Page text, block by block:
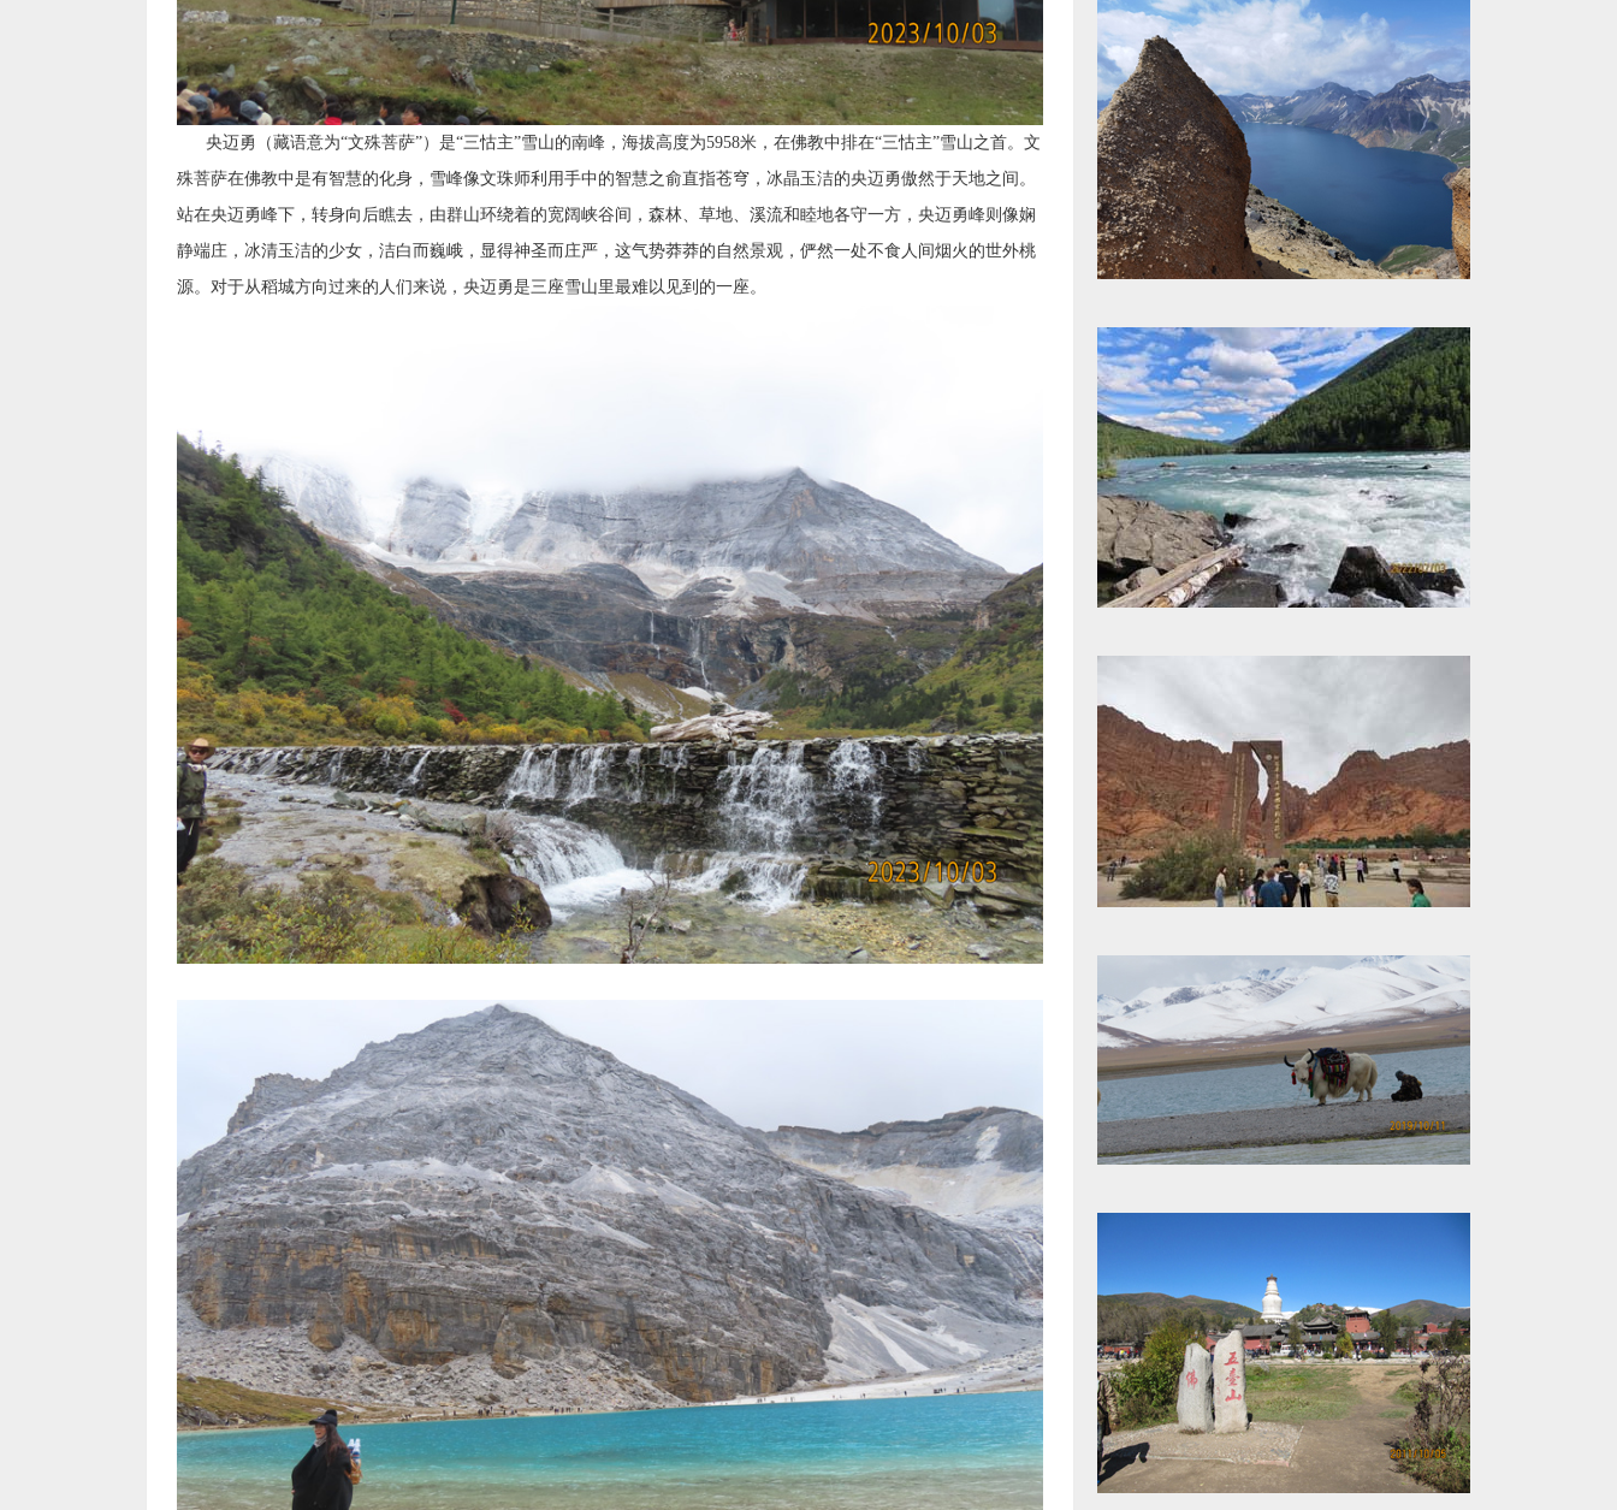
央迈勇（藏语意为“文殊菩萨”）是“三怙主”雪山的南峰，海拔高度为5958米，在佛教中排在“三怙主”雪山之首。文
殊菩萨在佛教中是有智慧的化身，雪峰像文珠师利用手中的智慧之俞直指苍穹，冰晶玉洁的央迈勇傲然于天地之间。
站在央迈勇峰下，转身向后瞧去，由群山环绕着的宽阔峡谷间，森林、草地、溪流和睦地各守一方，央迈勇峰则像娴
静端庄，冰清玉洁的少女，洁白而巍峨，显得神圣而庄严，这气势莽莽的自然景观，俨然一处不食人间烟火的世外桃
源。对于从稻城方向过来的人们来说，央迈勇是三座雪山里最难以见到的一座。